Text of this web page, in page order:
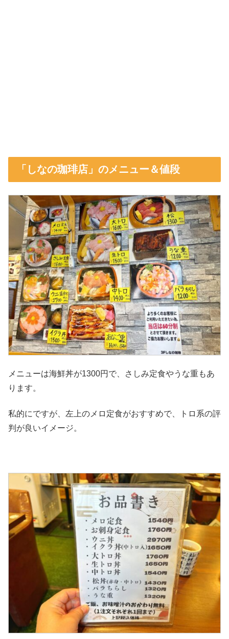
「しなの珈琲店」のメニュー＆値段
メニューは海鮮丼が1300円で、さしみ定食やうな重もあ
ります。
私的にですが、左上のメロ定食がおすすめで、トロ系の評
判が良いイメージ。